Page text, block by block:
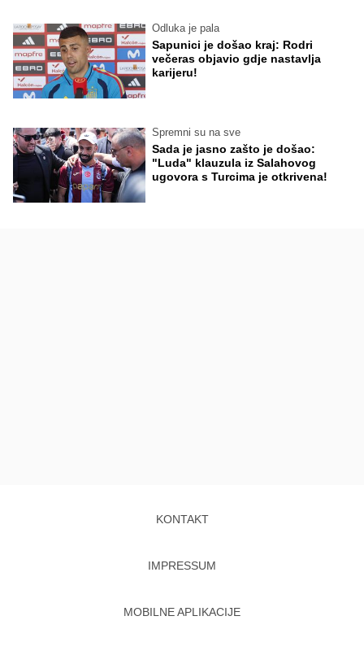
Odluka je pala
Sapunici je došao kraj: Rodri
večeras objavio gdje nastavlja
karijeru!
Spremni su na sve
Sada je jasno zašto je došao:
"Luda" klauzula iz Salahovog
ugovora s Turcima je otkrivena!
KONTAKT
IMPRESSUM
MOBILNE APLIKACIJE